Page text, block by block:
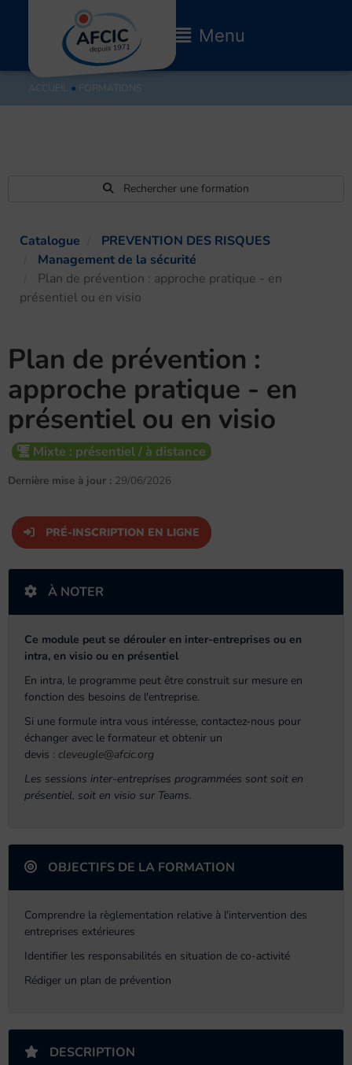
Main
Menu
Menu
ACCUEIL ● FORMATIONS
Rechercher une formation
Catalogue
PREVENTION DES RISQUES
Management de la sécurité
Plan de prévention : approche pratique - en
présentiel ou en visio
Plan de prévention :
approche pratique - en
présentiel ou en visio
Mixte : présentiel / à distance
Dernière mise à jour : 29/06/2026
PRÉ-INSCRIPTION EN LIGNE
À NOTER
Ce module peut se dérouler en inter-entreprises ou en
intra, en visio ou en présentiel
En intra, le programme peut être construit sur mesure en
fonction des besoins de l'entreprise.
Si une formule intra vous intéresse, contactez-nous pour
échanger avec le formateur et obtenir un
devis : cleveugle@afcic.org
Les sessions inter-entreprises programmées sont soit en
présentiel, soit en visio sur Teams.
OBJECTIFS DE LA FORMATION
Comprendre la règlementation relative à l'intervention des
entreprises extérieures
Identifier les responsabilités en situation de co-activité
Rédiger un plan de prévention
DESCRIPTION